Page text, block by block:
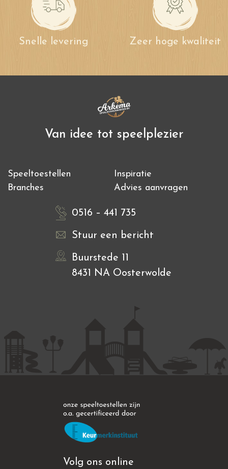
Snelle levering Zeer hoge kwaliteit
Van idee tot speelplezier
Speeltoestellen
Inspiratie
Branches
Advies aanvragen
0516 – 441 735
Stuur een bericht
Buurstede 11
8431 NA Oosterwolde
Volg ons online